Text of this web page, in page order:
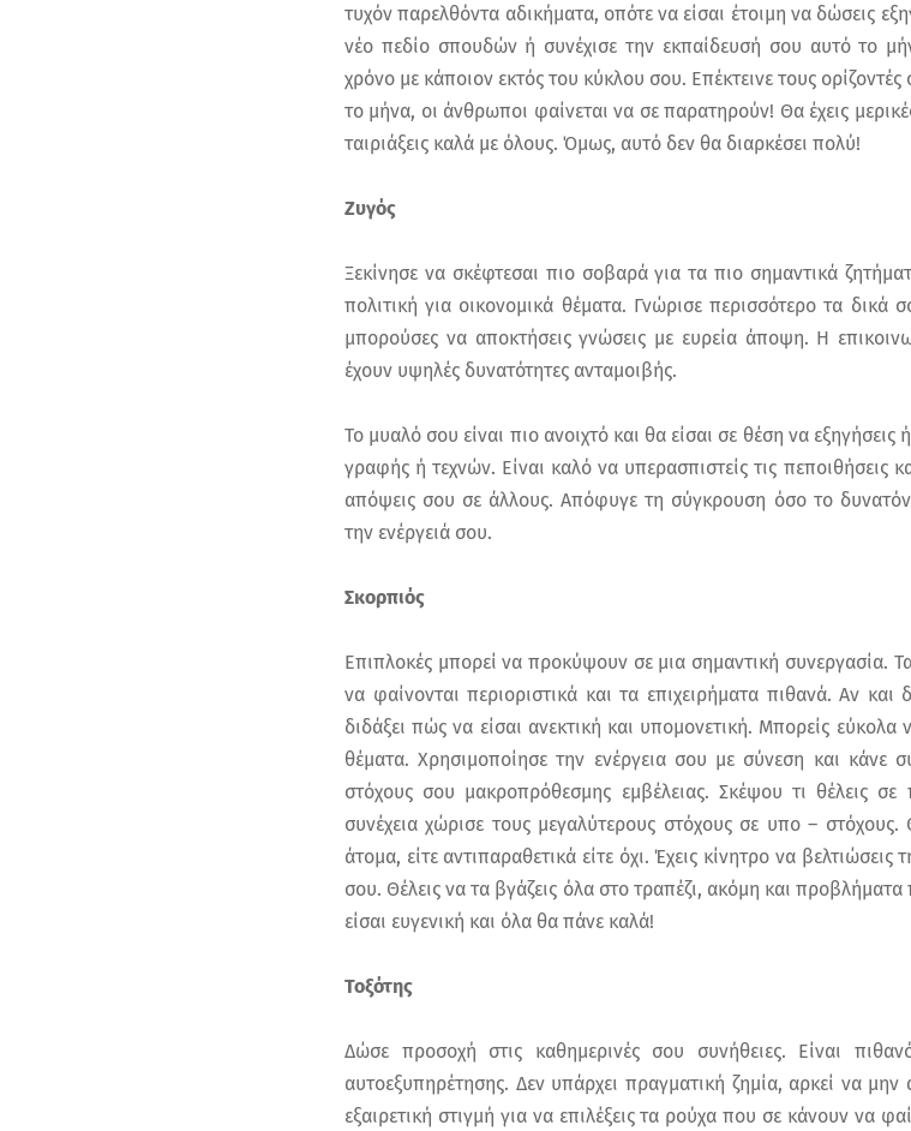
τυχόν παρελθόντα αδικήματα, οπότε να είσαι έτοιμη να δώσεις
νέο πεδίο σπουδών ή συνέχισε την εκπαίδευσή σου αυτό το
χρόνο με κάποιον εκτός του κύκλου σου. Επέκτεινε τους
το μήνα, οι άνθρωποι φαίνεται να σε παρατηρούν! Θα έχεις
ταιριάξεις καλά με όλους. Όμως, αυτό δεν θα διαρκέσει πολύ!
Ζυγός
Ξεκίνησε να σκέφτεσαι πιο σοβαρά για τα πιο σημαντικά
πολιτική για οικονομικά θέματα. Γνώρισε περισσότερο τα
μπορούσες να αποκτήσεις γνώσεις με ευρεία άποψη. Η
έχουν υψηλές δυνατότητες ανταμοιβής.
Το μυαλό σου είναι πιο ανοιχτό και θα είσαι σε θέση να εξηγήσεις
γραφής ή τεχνών. Είναι καλό να υπερασπιστείς τις πεποιθήσεις
απόψεις σου σε άλλους. Απόφυγε τη σύγκρουση όσο το δυνατόν
την ενέργειά σου.
Σκορπιός
Επιπλοκές μπορεί να προκύψουν σε μια σημαντική συνεργασία.
να φαίνονται περιοριστικά και τα επιχειρήματα πιθανά. Αν
διδάξει πώς να είσαι ανεκτική και υπομονετική. Μπορείς εύκολα
θέματα. Χρησιμοποίησε την ενέργεια σου με σύνεση και κάνε
στόχους σου μακροπρόθεσμης εμβέλειας. Σκέψου τι θέλεις
συνέχεια χώρισε τους μεγαλύτερους στόχους σε υπο – στόχους.
άτομα, είτε αντιπαραθετικά είτε όχι. Έχεις κίνητρο να
σου. Θέλεις να τα βγάζεις όλα στο τραπέζι, ακόμη και
είσαι ευγενική και όλα θα πάνε καλά!
Τοξότης
Δώσε προσοχή στις καθημερινές σου συνήθειες. Είναι
αυτοεξυπηρέτησης. Δεν υπάρχει πραγματική ζημία, αρκεί να μην
εξαιρετική στιγμή για να επιλέξεις τα ρούχα που σε κάνουν να